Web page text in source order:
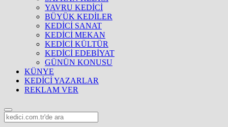
YAVRU KEDİCİ
BÜYÜK KEDİLER
KEDİCİ SANAT
KEDİCİ MEKAN
KEDİCİ KÜLTÜR
KEDİCİ EDEBİYAT
GÜNÜN KONUSU
KÜNYE
KEDİCİ YAZARLAR
REKLAM VER